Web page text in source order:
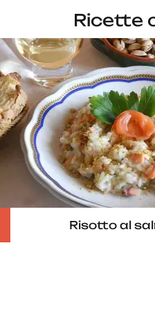
Ricette
Risotto al